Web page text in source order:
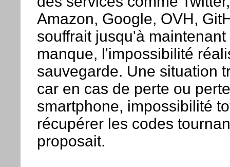
Amazon, Google, OVH,
souffrait jusqu'à
manque, l'impossibilité
sauvegarde. Une situation
car en cas de perte ou
smartphone, impossibilité
récupérer les codes
proposait.